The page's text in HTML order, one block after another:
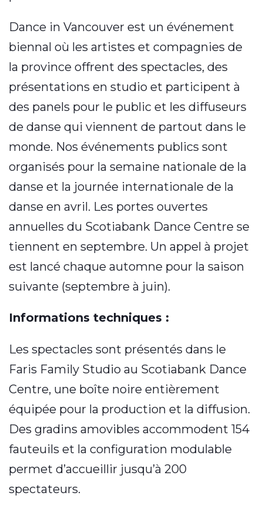
Dance in Vancouver est un événement
biennal où les artistes et compagnies de
la province offrent des spectacles, des
présentations en studio et participent à
des panels pour le public et les diffuseurs
de danse qui viennent de partout dans le
monde. Nos événements publics sont
organisés pour la semaine nationale de la
danse et la journée internationale de la
danse en avril. Les portes ouvertes
annuelles du Scotiabank Dance Centre se
tiennent en septembre. Un appel à projet
est lancé chaque automne pour la saison
suivante (septembre à juin).
Informations techniques :
Les spectacles sont présentés dans le
Faris Family Studio au Scotiabank Dance
Centre, une boîte noire entièrement
équipée pour la production et la diffusion.
Des gradins amovibles accommodent 154
fauteuils et la configuration modulable
permet d’accueillir jusqu’à 200
spectateurs.